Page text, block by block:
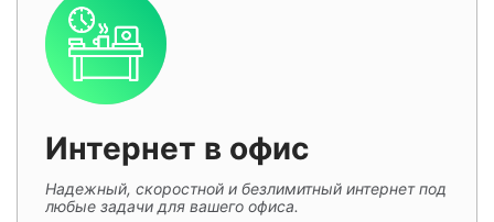
Интернет в офис
Надежный, скоростной и безлимитный интернет под
любые задачи для вашего офиса.